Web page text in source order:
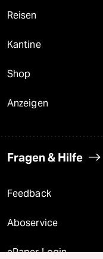
Reisen
Kantine
Shop
Anzeigen
Fragen & Hilfe
Feedback
Aboservice
ePaper Login